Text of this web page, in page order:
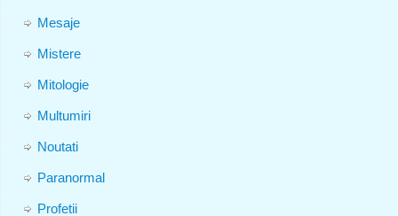
Mesaje
Mistere
Mitologie
Multumiri
Noutati
Paranormal
Profetii